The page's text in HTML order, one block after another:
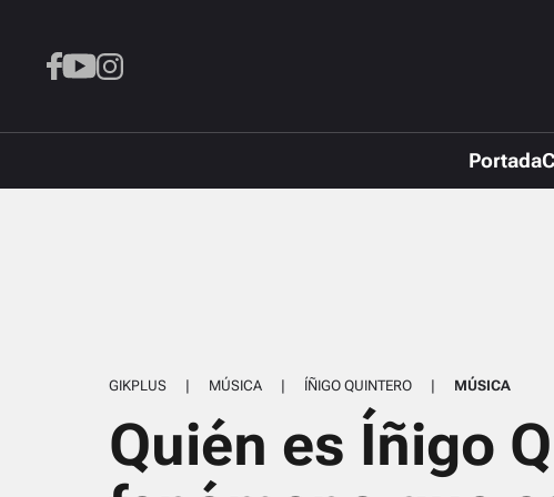
Portada
GIKPLUS | MÚSICA | ÍÑIGO QUINTERO | MÚSICA
Quién es Íñigo